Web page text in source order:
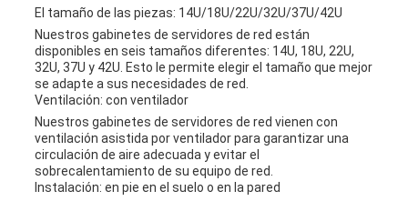
El tamaño de las piezas: 14U/18U/22U/32U/37U/42U
Nuestros gabinetes de servidores de red están
disponibles en seis tamaños diferentes: 14U, 18U, 22U,
32U, 37U y 42U. Esto le permite elegir el tamaño que mejor
se adapte a sus necesidades de red.
Ventilación: con ventilador
Nuestros gabinetes de servidores de red vienen con
ventilación asistida por ventilador para garantizar una
circulación de aire adecuada y evitar el
sobrecalentamiento de su equipo de red.
Instalación: en pie en el suelo o en la pared